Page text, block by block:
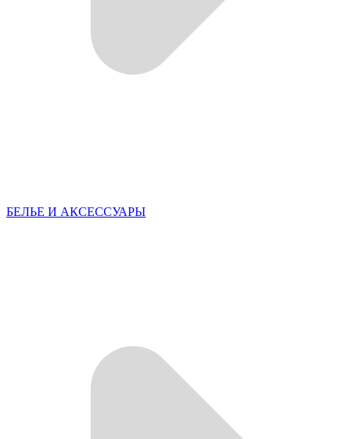
БЕЛЬЕ И АКСЕССУАРЫ